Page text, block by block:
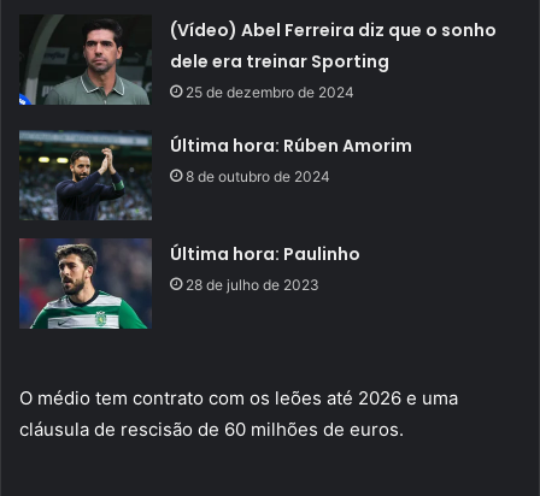
(Vídeo) Abel Ferreira diz que o sonho
dele era treinar Sporting
25 de dezembro de 2024
Última hora: Rúben Amorim
8 de outubro de 2024
Última hora: Paulinho
28 de julho de 2023
O médio tem contrato com os leões até 2026 e uma
cláusula de rescisão de 60 milhões de euros.